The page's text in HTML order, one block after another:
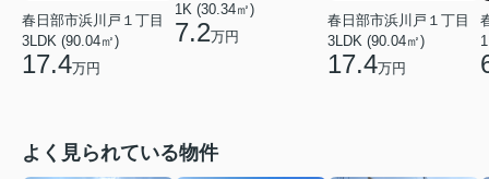
春日部市浜川戸１丁目
3LDK (90.04㎡)
17.4万円
1K (30.34㎡)
7.2万円
春日部市浜川戸１丁目
3LDK (90.04㎡)
17.4万円
よく見られている物件